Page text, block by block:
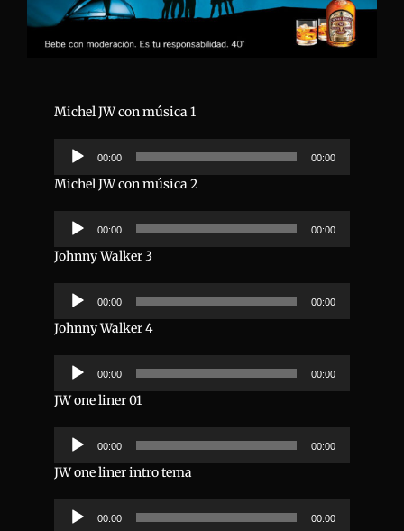
Michel JW con música 1
Reproductor
audio
00:00 00:00
Michel JW con música 2
Reproductor
audio
00:00 00:00
Johnny Walker 3
Reproductor
audio
00:00 00:00
Johnny Walker 4
Reproductor
audio
00:00 00:00
JW one liner 01
Reproductor
audio
00:00 00:00
JW one liner intro tema
Reproductor
00:00 00:00